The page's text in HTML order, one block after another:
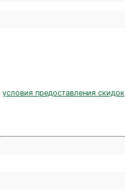
условия предоставления скидок